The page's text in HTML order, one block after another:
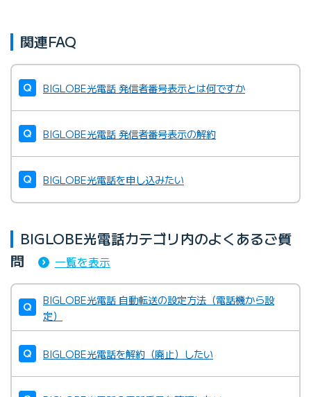
関連FAQ
BIGLOBE光電話 発信者番号表示とは何ですか
BIGLOBE光電話 発信者番号表示の解約
BIGLOBE光電話を申し込みたい
BIGLOBE光電話カテゴリ内のよくあるご質
問
一覧を表示
BIGLOBE光電話 自動転送の設定方法（電話機から設
定）
BIGLOBE光電話を解約（廃止）したい